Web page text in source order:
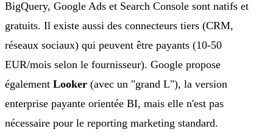
BigQuery, Google Ads et Search Console sont natifs et
gratuits. Il existe aussi des connecteurs tiers (CRM,
réseaux sociaux) qui peuvent être payants (10-50
EUR/mois selon le fournisseur). Google propose
également Looker (avec un "grand L"), la version
enterprise payante orientée BI, mais elle n'est pas
nécessaire pour le reporting marketing standard.